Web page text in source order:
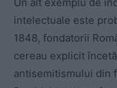
intelectuale este
1848, fondatorii
cereau explicit
antisemitismului din